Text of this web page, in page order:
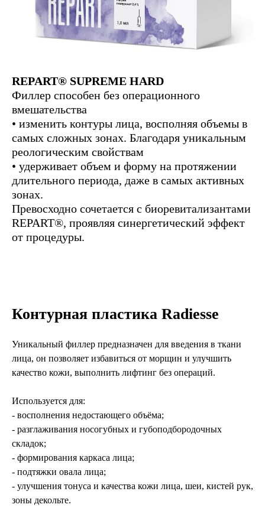
REPART® SUPREME HARD
Филлер cпособен без операционного
вмешательства
• изменить контуры лица, восполняя объемы в
самых сложных зонах. Благодаря уникальным
реологическим свойствам
• удерживает объем и форму на протяжении
длительного периода, даже в самых активных
зонах.
Превосходно сочетается с биоревитализантами
REPART®, проявляя синергетический эффект
от процедуры.
Контурная пластика Radiesse
Уникальный филлер предназначен для введения в ткани
лица, он позволяет избавиться от морщин и улучшить
качество кожи, выполнить лифтинг без операций.
Используется для:
- восполнения недостающего объёма;
- разглаживания носогубных и губоподбородочных
складок;
- формирования каркаса лица;
- подтяжки овала лица;
- улучшения тонуса и качества кожи лица, шеи, кистей рук,
зоны декольте.